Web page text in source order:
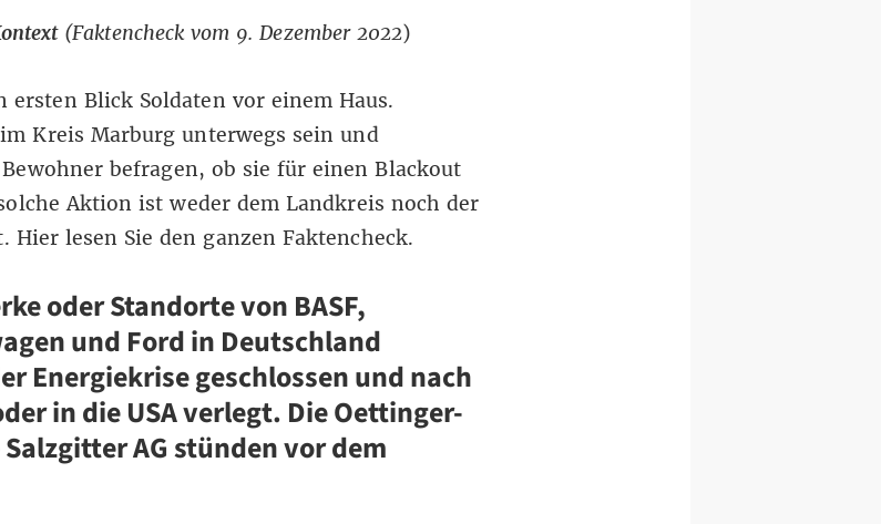
(Faktencheck vom 9. Dezember 2022)
ersten Blick Soldaten vor einem Haus.
Kreis Marburg unterwegs sein und
befragen, ob sie für einen Blackout
Aktion ist weder dem Landkreis noch der
Hierlesen Sie den ganzen Faktencheck.
oder Standorte von BASF,
und Ford in Deutschland
Energiekrise geschlossen und nach
in die USA verlegt. Die Oettinger-
AG stünden vor dem